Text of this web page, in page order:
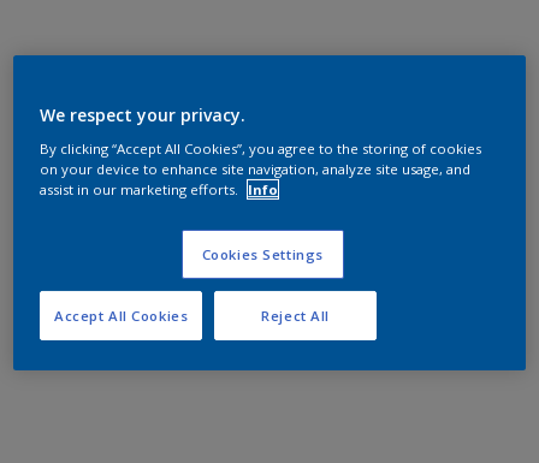
We respect your privacy.
By clicking “Accept All Cookies”, you agree to the storing of cookies
on your device to enhance site navigation, analyze site usage, and
assist in our marketing efforts.
Info
Cookies Settings
Reject All
Accept All Cookies